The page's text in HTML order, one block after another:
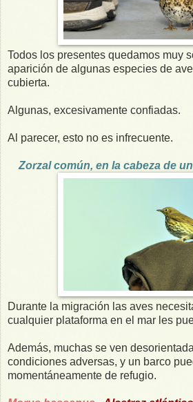
Todos los presentes quedamos muy
aparición de algunas especies de
cubierta.
Algunas, excesivamente confiadas.
Al parecer, esto no es infrecuente.
Zorzal común, en la cabeza de
Durante la migración las aves
cualquier plataforma en el mar les
Además, muchas se ven
condiciones adversas, y un barco
momentáneamente de refugio.